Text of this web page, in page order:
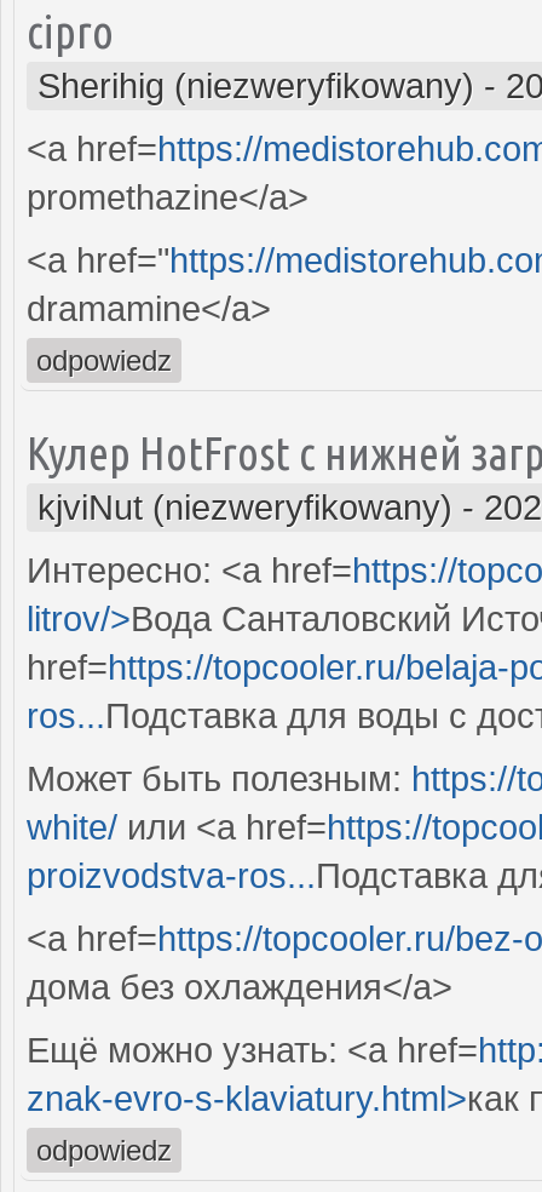
cipro
Sherihig (niezweryfikowany) -
<a href=https://
promethazine</a>
<a href="https://
dramamine</a>
odpowiedz
Кулер HotFrost с нижней
kjviNut (niezweryfikowany) -
Интересно: <a href=https://
litrov/>Вода Санталовский
href=https://topcooler.ru/belaja-
ros...Подставка для воды с
Может быть полезным: https://
white/ или <a href=https://
proizvodstva-ros...Подставка
<a href=https://topcooler.ru/bez-
дома без охлаждения</a>
Ещё можно узнать: <a href=
znak-evro-s-klaviatury.html>как
odpowiedz